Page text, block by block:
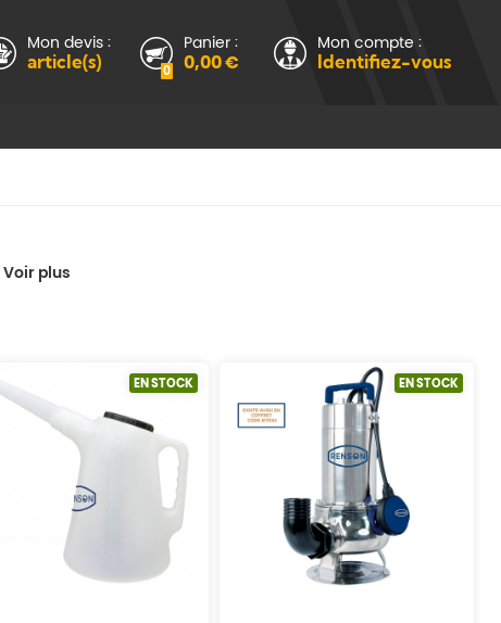
Mon devis :
article(s) 0
Panier :
0,00 €
Mon compte :
Identifiez-vous
Voir plus
EN STOCK EN STOCK